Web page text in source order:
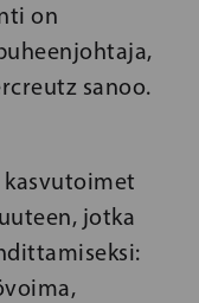
on
sanoo.
kasvutoimet
jotka